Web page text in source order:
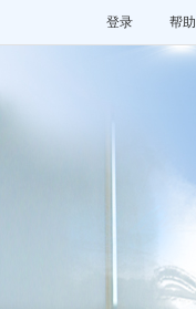
帮助
登录